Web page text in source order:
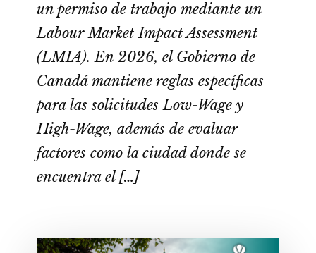
un permiso de trabajo mediante un
Labour Market Impact Assessment
(LMIA). En 2026, el Gobierno de
Canadá mantiene reglas específicas
para las solicitudes Low-Wage y
High-Wage, además de evaluar
factores como la ciudad donde se
encuentra el […]